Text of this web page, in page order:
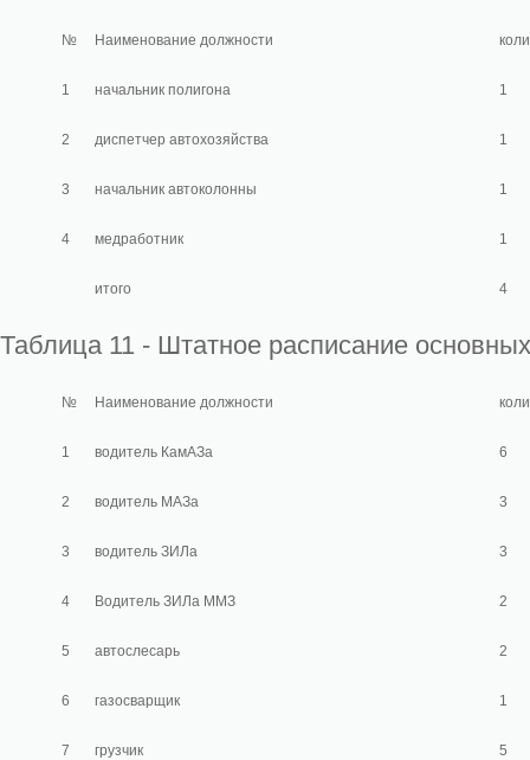
№ Наименование должности
1 начальник полигона 1
2 диспетчер автохозяйства 1
3 начальник автоколонны 1
4 медработник 1
итого 4
Таблица 11 - Штатное расписание
№ Наименование должности
1 водитель КамАЗа 6
2 водитель МАЗа 3
3 водитель ЗИЛа 3
4 Водитель ЗИЛа ММЗ 2
5 автослесарь 2
6 газосварщик 1
7 грузчик 5